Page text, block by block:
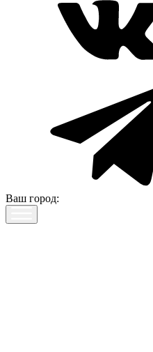
Ваш город: